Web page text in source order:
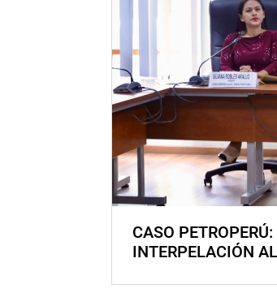
CASO
INTERPELACIÓN